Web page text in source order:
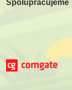
Spolupracujeme